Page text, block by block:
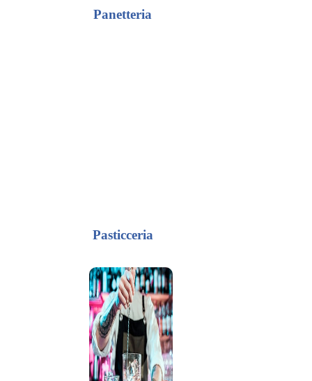
Panetteria
Pasticceria